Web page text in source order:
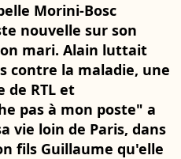
Morini-Bosc
nouvelle sur son
mari. Alain luttait
contre la maladie, une
de RTL et
pas à mon poste" a
vie loin de Paris, dans
fils Guillaume qu'elle